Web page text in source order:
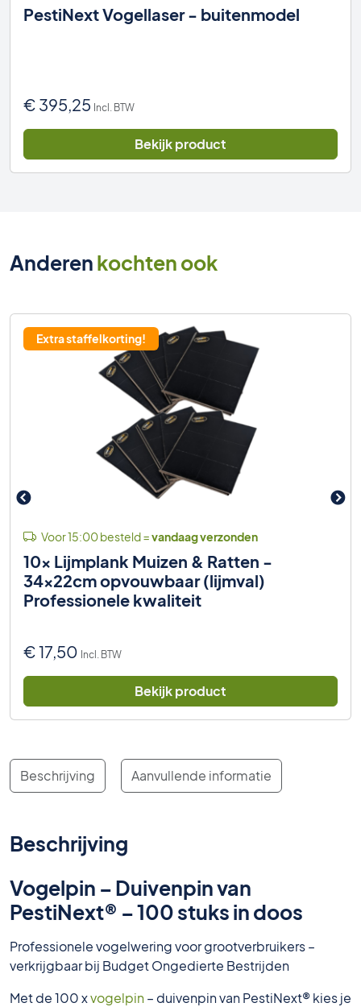
PestiNext Vogellaser - buitenmodel
€ 395,25 Incl. BTW
Bekijk product
Anderenkochten ook
Extra staffelkorting!
Voor 15:00 besteld =vandaag verzonden
10x Lijmplank Muizen & Ratten -
34x22cm opvouwbaar (lijmval)
Professionele kwaliteit
€17,50 Incl. BTW
Bekijk product
Beschrijving Aanvullende informatie
Beschrijving
Vogelpin – Duivenpin van
PestiNext® – 100 stuks in doos
Professionele vogelwering voor grootverbruikers –
verkrijgbaar bij Budget Ongedierte Bestrijden
Met de 100 xvogelpin– duivenpin van PestiNext® kies je